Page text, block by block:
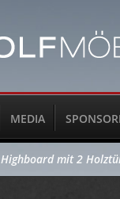
MEDIA
Highboard mit 2